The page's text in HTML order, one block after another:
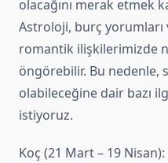
olacağını merak etmek
Astroloji, burç
romantik ilişkilerimizde
öngörebilir. Bu nedenle,
olabileceğine dair bazı
istiyoruz.
Koç (21 Mart – 19 Nisan):